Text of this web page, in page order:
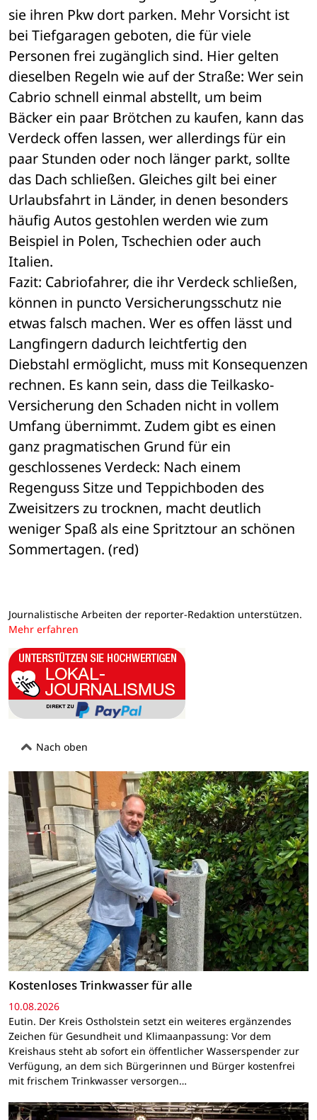
sie ihren Pkw dort parken. Mehr Vorsicht ist
bei Tiefgaragen geboten, die für viele
Personen frei zugänglich sind. Hier gelten
dieselben Regeln wie auf der Straße: Wer sein
Cabrio schnell einmal abstellt, um beim
Bäcker ein paar Brötchen zu kaufen, kann das
Verdeck offen lassen, wer allerdings für ein
paar Stunden oder noch länger parkt, sollte
das Dach schließen. Gleiches gilt bei einer
Urlaubsfahrt in Länder, in denen besonders
häufig Autos gestohlen werden wie zum
Beispiel in Polen, Tschechien oder auch
Italien.
Fazit: Cabriofahrer, die ihr Verdeck schließen,
können in puncto Versicherungsschutz nie
etwas falsch machen. Wer es offen lässt und
Langfingern dadurch leichtfertig den
Diebstahl ermöglicht, muss mit Konsequenzen
rechnen. Es kann sein, dass die Teilkasko-
Versicherung den Schaden nicht in vollem
Umfang übernimmt. Zudem gibt es einen
ganz pragmatischen Grund für ein
geschlossenes Verdeck: Nach einem
Regenguss Sitze und Teppichboden des
Zweisitzers zu trocknen, macht deutlich
weniger Spaß als eine Spritztour an schönen
Sommertagen. (red)
Journalistische Arbeiten der reporter-Redaktion unterstützen.
Mehr erfahren
Nach oben
Kostenloses Trinkwasser für alle
10.08.2026
Eutin. Der Kreis Ostholstein setzt ein weiteres ergänzendes
Zeichen für Gesundheit und Klimaanpassung: Vor dem
Kreishaus steht ab sofort ein öffentlicher Wasserspender zur
Verfügung, an dem sich Bürgerinnen und Bürger kostenfrei
mit frischem Trinkwasser versorgen…